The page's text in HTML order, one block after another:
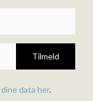
Tilmeld
dine data her.